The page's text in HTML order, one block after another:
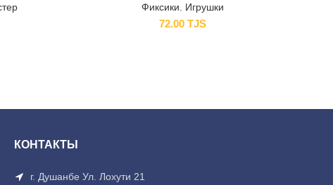
Фиксики. Игрушки
72.00 TJS
КОНТАКТЫ
г. Душанбе Ул. Лохути 21